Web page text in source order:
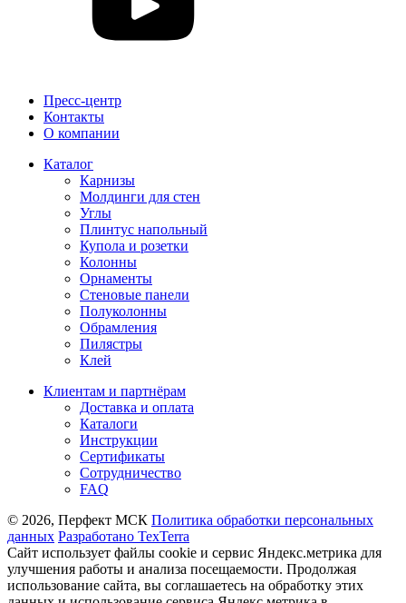
Пресс-центр
Контакты
О компании
Каталог
Карнизы
Молдинги для стен
Углы
Плинтус напольный
Купола и розетки
Колонны
Орнаменты
Стеновые панели
Полуколонны
Обрамления
Пилястры
Клей
Клиентам и партнёрам
Доставка и оплата
Каталоги
Инструкции
Сертификаты
Сотрудничество
FAQ
© 2026, Перфект МСК Политика обработки персональных
данных Разработано TexTerra
Сайт использует файлы cookie и сервис Яндекс.метрика для
улучшения работы и анализа посещаемости. Продолжая
использование сайта, вы соглашаетесь на обработку этих